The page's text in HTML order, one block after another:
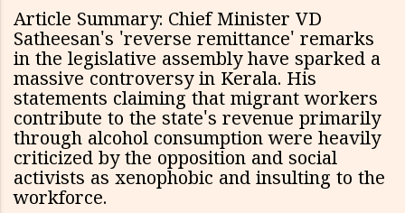
Article Summary: Chief Minister VD
Satheesan's 'reverse remittance' remarks
in the legislative assembly have sparked a
massive controversy in Kerala. His
statements claiming that migrant workers
contribute to the state's revenue primarily
through alcohol consumption were heavily
criticized by the opposition and social
activists as xenophobic and insulting to the
workforce.